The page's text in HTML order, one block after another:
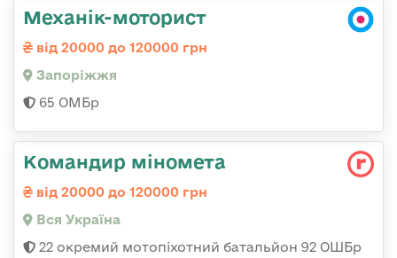
Механік-моторист
від 20000 до 120000 грн
Запоріжжя
65 ОМБр
Командир міномета
від 20000 до 120000 грн
Вся Україна
22 окремий мотопіхотний батальйон 92 ОШБр